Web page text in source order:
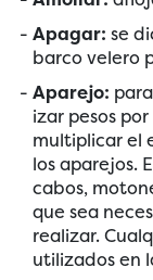
Apagar: se
barco velero
Aparejo:
izar pesos
multiplicar el
los aparejos.
cabos,
que sea
realizar.
utilizados en